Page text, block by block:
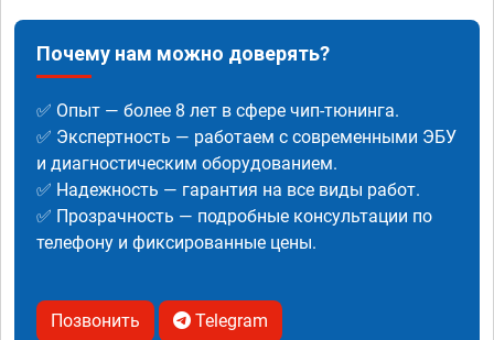
Почему нам можно доверять?
✅ Опыт — более 8 лет в сфере чип-тюнинга.
✅ Экспертность — работаем с современными ЭБУ
и диагностическим оборудованием.
✅ Надежность — гарантия на все виды работ.
✅ Прозрачность — подробные консультации по
телефону и фиксированные цены.
Позвонить Telegram